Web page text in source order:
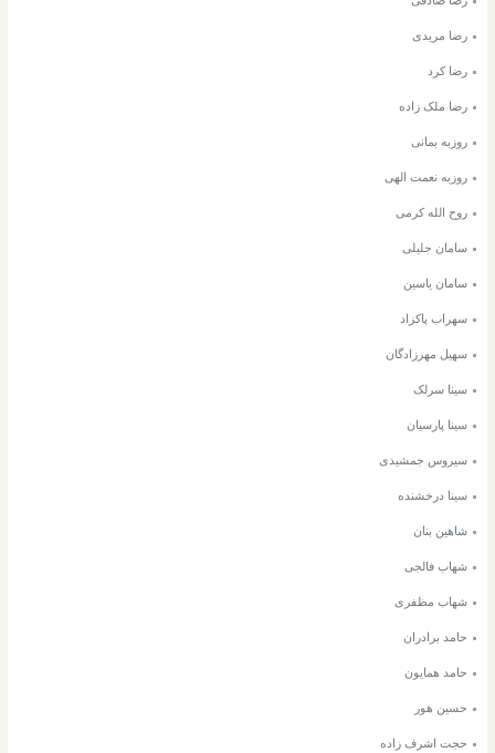
رضا مریدی
رضا کرد
رضا ملک زاده
روزبه بمانی
روزبه نعمت الهی
روح الله کرمی
سامان جلیلی
سامان یاسین
سهراب پاکزاد
سهیل مهرزادگان
سینا سرلک
سینا پارسیان
سیروس جمشیدی
سینا درخشنده
شاهین بنان
شهاب فالجی
شهاب مظفری
حامد برادران
حامد همایون
حسین هور
حجت اشرف زاده